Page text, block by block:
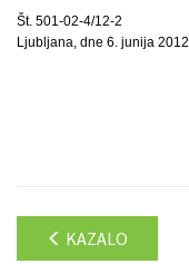
Št. 501-02-4/12-2
Ljubljana, dne 6. junija 2012
KAZALO